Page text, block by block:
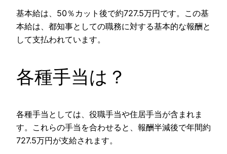
基本給は、50％カット後で約727.5万円です。この基
本給は、都知事としての職務に対する基本的な報酬と
して支払われています。
各種手当は？
各種手当としては、役職手当や住居手当が含まれま
す。これらの手当を合わせると、報酬半減後で年間約
727.5万円が支給されます。